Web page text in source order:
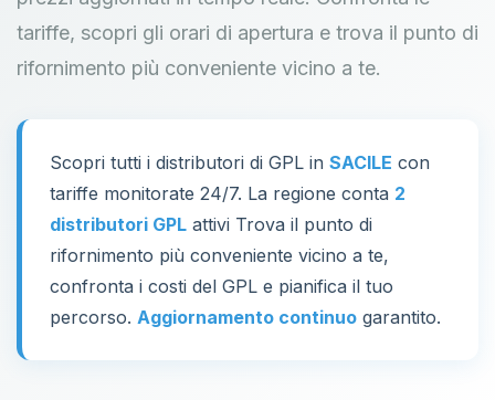
tariffe, scopri gli orari di apertura e trova il punto di
rifornimento più conveniente vicino a te.
Scopri tutti i distributori di GPL in SACILE con
tariffe monitorate 24/7. La regione conta 2
distributori GPL attivi Trova il punto di
rifornimento più conveniente vicino a te,
confronta i costi del GPL e pianifica il tuo
percorso. Aggiornamento continuo garantito.